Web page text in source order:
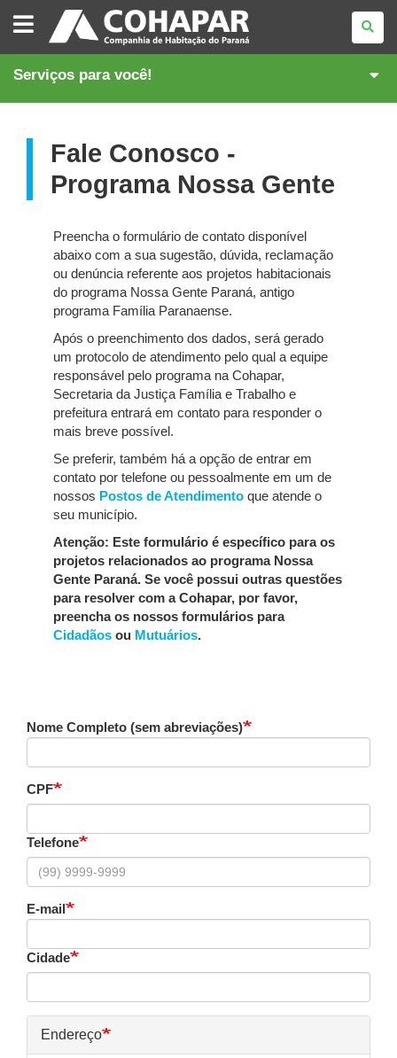
COMPANHIA
DE
HABITAÇÃO
DO
Serviços para você!
Fale Conosco -
Programa Nossa Gente
Preencha o formulário de contato disponível
abaixo com a sua sugestão, dúvida, reclamação
ou denúncia referente aos projetos habitacionais
do programa Nossa Gente Paraná, antigo
programa Família Paranaense.
Após o preenchimento dos dados, será gerado
um protocolo de atendimento pelo qual a equipe
responsável pelo programa na Cohapar,
Secretaria da Justiça Família e Trabalho e
prefeitura entrará em contato para responder o
mais breve possível.
Se preferir, também há a opção de entrar em
contato por telefone ou pessoalmente em um de
nossos Postos de Atendimento que atende o
seu município.
Atenção: Este formulário é específico para os
projetos relacionados ao programa Nossa
Gente Paraná. Se você possui outras questões
para resolver com a Cohapar, por favor,
preencha os nossos formulários para
Cidadãos ou Mutuários.
Nome Completo (sem abreviações)
CPF
Telefone
E-mail
Cidade
Endereço